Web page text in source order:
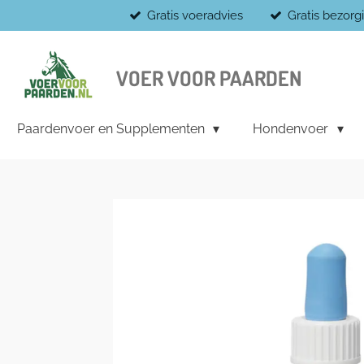
direct
hoofdinhoud
Gratis voeradvies Gratis
VOER VOOR PAARDEN
Paardenvoer en Supplementen Hondenvoer